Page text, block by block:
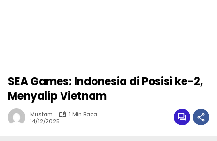
SEA Games: Indonesia di Posisi ke-2,
Menyalip Vietnam
Mustam
1 Min Baca
14/12/2025